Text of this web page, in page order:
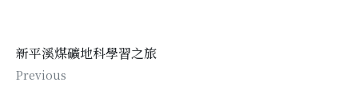
新平溪煤礦地科學習之旅
Previous